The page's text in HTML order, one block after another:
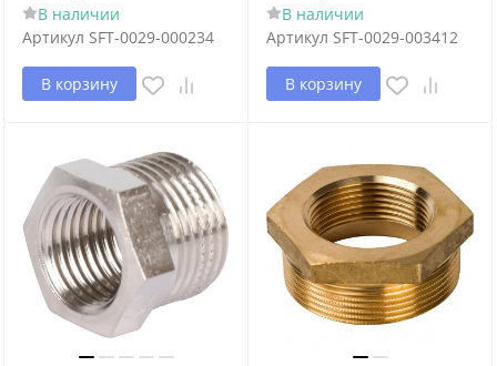
В наличии
Артикул SFT-0029-000234
В корзину
В наличии
Артикул SFT-0029-003412
В корзину